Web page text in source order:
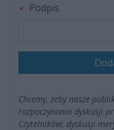
Podpis
Chcemy, żeby nasze
rozpoczynania dyskusji
Czytelników; dyskusji